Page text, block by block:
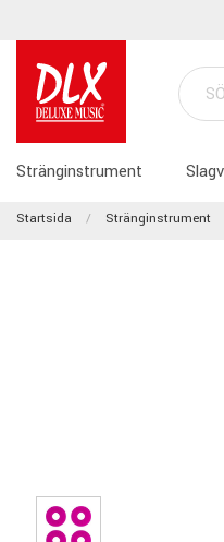
Stränginstrument
Startsida Stränginstrument